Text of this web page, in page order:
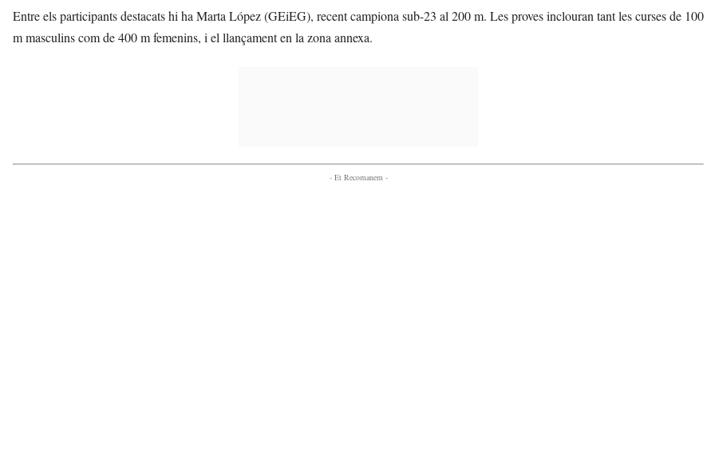
Entre els participants destacats hi ha Marta López (GEiEG), recent campiona sub-23 al 200 m. Les proves inclouran tant les curses de 100
m masculins com de 400 m femenins, i el llançament en la zona annexa.
- Et Recomanem -